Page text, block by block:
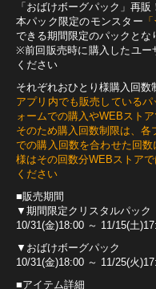
「おばけボーグパック」再販
本パック限定のモンスター
できる期間限定のパックとな
※前回販売時に購入したユー
ください
それぞれおひとり様購入回
アプリ内でも販売している
ォームでの購入やWEBスト
そのため購入回数制限は、
での購入回数を合わせた回
様はその回数分WEBストア
ください
■販売期間
▼期間限定クリスタルパック
10/31(金)18:00 ～ 11/15(土
▼おばけボーグパック
10/31(金)18:00 ～ 11/25(火
■アイテム詳細